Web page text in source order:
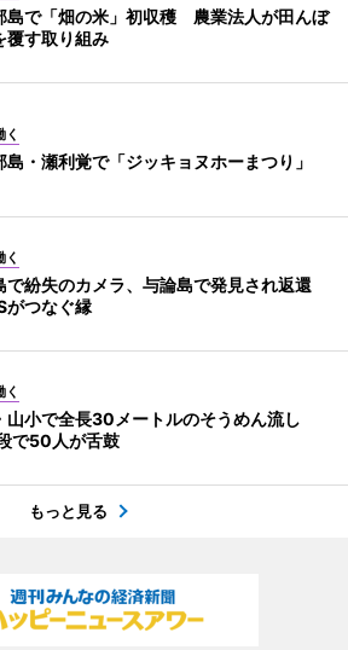
島で「畑の米」初収穫 農業法人が田んぼ
覆す取り組み
く
島・瀬利覚で「ジッキョヌホーまつり」
く
で紛失のカメラ、与論島で発見され返還
がつなぐ縁
く
山小で全長30メートルのそうめん流し
で50人が舌鼓
もっと見る